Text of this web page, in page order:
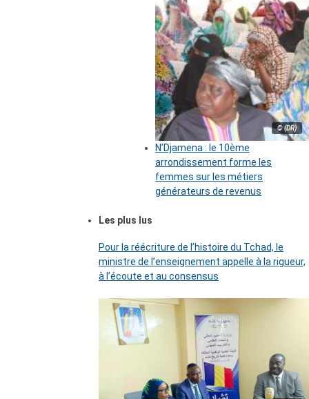
© (DR)
N’Djamena : le 10ème
arrondissement forme les
femmes sur les métiers
générateurs de revenus
Les plus lus
Pour la réécriture de l’histoire du Tchad, le
ministre de l’enseignement appelle à la rigueur,
à l’écoute et au consensus